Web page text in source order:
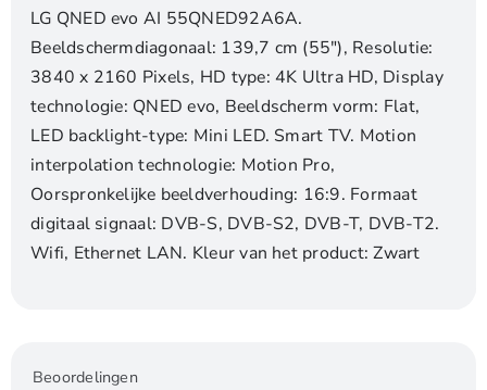
120Hz
|
Zwart
LG QNED evo AI 55QNED92A6A.
Beeldschermdiagonaal: 139,7 cm (55″), Resolutie:
3840 x 2160 Pixels, HD type: 4K Ultra HD, Display
technologie: QNED evo, Beeldscherm vorm: Flat,
LED backlight-type: Mini LED. Smart TV. Motion
interpolation technologie: Motion Pro,
Oorspronkelijke beeldverhouding: 16:9. Formaat
digitaal signaal: DVB-S, DVB-S2, DVB-T, DVB-T2.
Wifi, Ethernet LAN. Kleur van het product: Zwart
Beoordelingen